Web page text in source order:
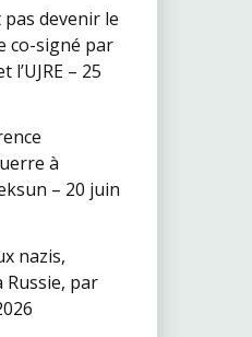
devenir le
co-signé par
l’UJRE – 25
à
– 20 juin
nazis,
Russie, par